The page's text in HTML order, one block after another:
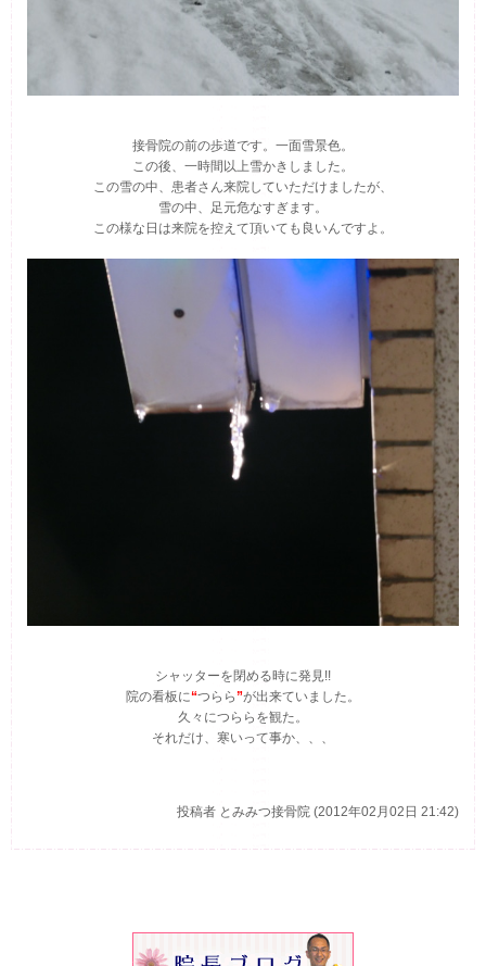
接骨院の前の歩道です。一面雪景色。
この後、一時間以上雪かきしました。
この雪の中、患者さん来院していただけましたが、
雪の中、足元危なすぎます。
この様な日は来院を控えて頂いても良いんですよ。
シャッターを閉める時に発見!!
院の看板に“つらら”が出来ていました。
久々につららを観た。
それだけ、寒いって事か、、、
投稿者 とみみつ接骨院 (2012年02月02日 21:42)